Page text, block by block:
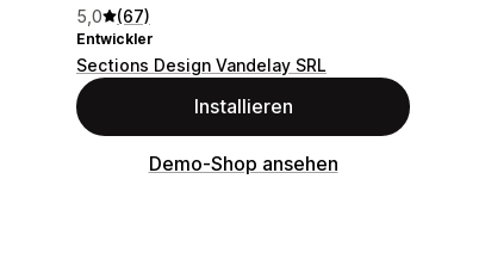
5,0 (67)
Entwickler
Sections Design Vandelay SRL
Installieren
Demo-Shop ansehen